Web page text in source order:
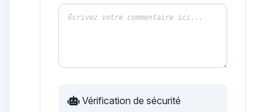
Vérification de sécurité